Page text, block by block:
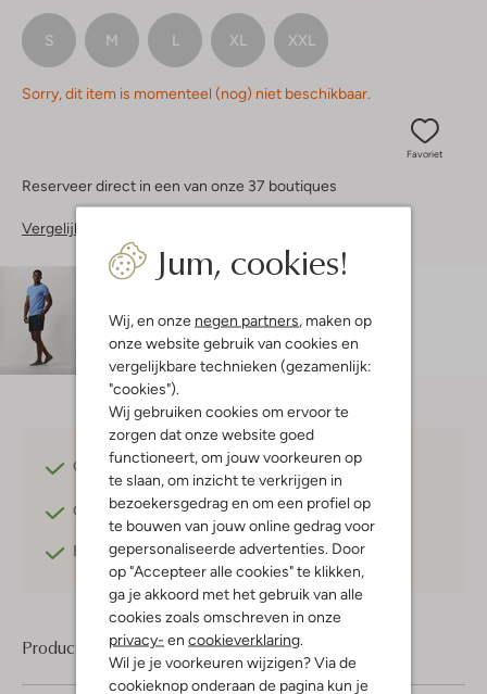
Jum, cookies!
Wij, en onze negen partners , maken op
onze website gebruik van cookies en
vergelijkbare technieken (gezamenlijk:
"cookies").
Wij gebruiken cookies om ervoor te
zorgen dat onze website goed
functioneert, om jouw voorkeuren op
te slaan, om inzicht te verkrijgen in
bezoekersgedrag en om een profiel op
te bouwen van jouw online gedrag voor
gepersonaliseerde advertenties. Door
op "Accepteer alle cookies" te klikken,
ga je akkoord met het gebruik van alle
cookies zoals omschreven in onze
privacy- en cookieverklaring
Wil je je voorkeuren wijzigen? Via de
cookieknop onderaan de pagina kun je
S M L XL XXL
Sorry, dit item is momenteel (nog) niet beschikbaar.
Favoriet
Reserveer direct in een van onze 37 boutiques
Vergelijkbare items
Maatadvies
Gratis verzendingvanaf €75,-
Gratis retournerenbinnen 30 dagen*
Betaal achterafmet Klarna
Product informatie